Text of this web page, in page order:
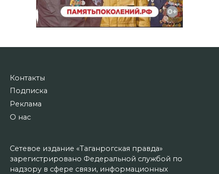
Контакты
Подписка
Реклама
О нас
Сетевое издание «Таганрогская правда»
зарегистрировано Федеральной службой по
надзору в сфере связи, информационных